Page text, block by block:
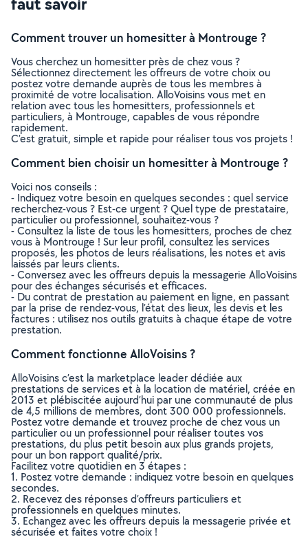
Comment trouver un homesitter à Montrouge ?
Vous cherchez un homesitter près de chez vous ?
Sélectionnez directement les offreurs de votre choix ou
postez votre demande auprès de tous les membres à
proximité de votre localisation. AlloVoisins vous met en
relation avec tous les homesitters, professionnels et
particuliers, à Montrouge, capables de vous répondre
rapidement.
C’est gratuit, simple et rapide pour réaliser tous vos projets !
Comment bien choisir un homesitter à Montrouge ?
Voici nos conseils :
- Indiquez votre besoin en quelques secondes : quel service
recherchez-vous ? Est-ce urgent ? Quel type de prestataire,
particulier ou professionnel, souhaitez-vous ?
- Consultez la liste de tous les homesitters, proches de chez
vous à Montrouge ! Sur leur profil, consultez les services
proposés, les photos de leurs réalisations, les notes et avis
laissés par leurs clients.
- Conversez avec les offreurs depuis la messagerie AlloVoisins
pour des échanges sécurisés et efficaces.
- Du contrat de prestation au paiement en ligne, en passant
par la prise de rendez-vous, l’état des lieux, les devis et les
factures : utilisez nos outils gratuits à chaque étape de votre
prestation.
Comment fonctionne AlloVoisins ?
AlloVoisins c’est la marketplace leader dédiée aux
prestations de services et à la location de matériel, créée en
2013 et plébiscitée aujourd’hui par une communauté de plus
de 4,5 millions de membres, dont 300 000 professionnels.
Postez votre demande et trouvez proche de chez vous un
particulier ou un professionnel pour réaliser toutes vos
prestations, du plus petit besoin aux plus grands projets,
pour un bon rapport qualité/prix.
Facilitez votre quotidien en 3 étapes :
1. Postez votre demande : indiquez votre besoin en quelques
secondes.
2. Recevez des réponses d’offreurs particuliers et
professionnels en quelques minutes.
3. Echangez avec les offreurs depuis la messagerie privée et
sécurisée et faites votre choix !